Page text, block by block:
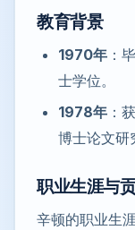
教育背景
1970年 ：
士学位。
1978年 ：
博士论文研
职业生涯与
辛顿的职业生